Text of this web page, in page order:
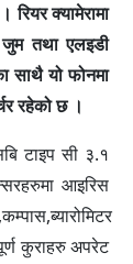
क्यामेरामा
तथा एलइडी
साथै यो फोनमा
रहेको छ ।
टाइप सी ३.१
आइरिस
कुराहरु अपरेट